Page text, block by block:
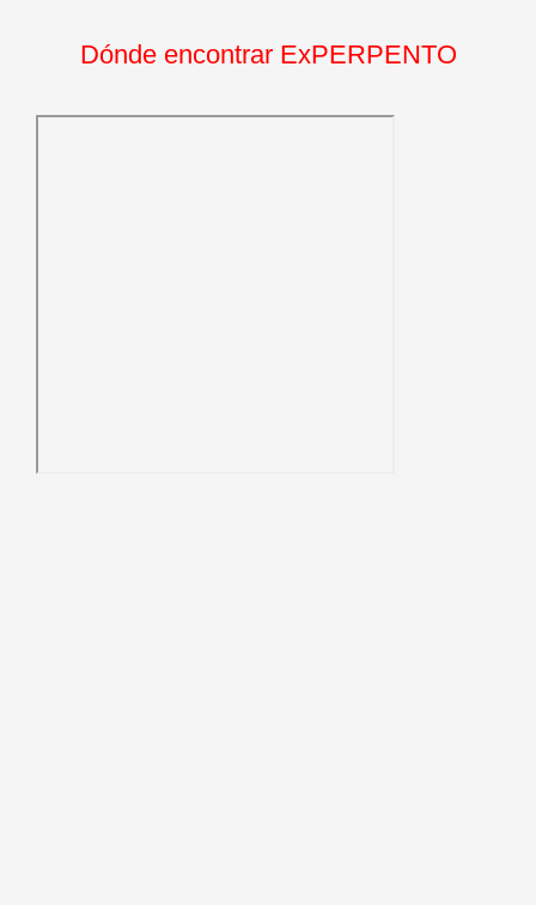
Dónde encontrar ExPERPENTO